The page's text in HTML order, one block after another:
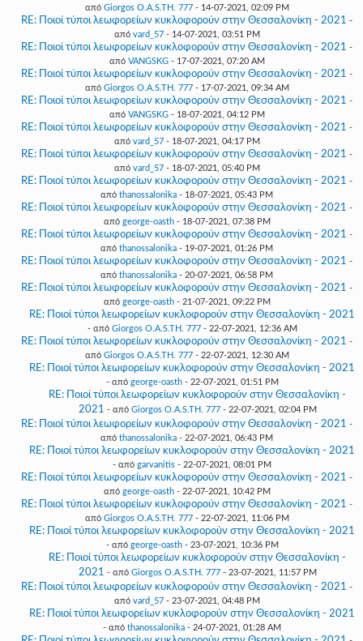
από Giorgos O.A.S.TH. 777- 14-07-2021, 02:09 PM
RE: Ποιοί τύποι λεωφορείων κυκλοφορούν στην Θεσσαλονίκη - 2021 -
από vard_57- 14-07-2021, 03:51 PM
RE: Ποιοί τύποι λεωφορείων κυκλοφορούν στην Θεσσαλονίκη - 2021 -
από VANGSKG- 17-07-2021, 07:20 AM
RE: Ποιοί τύποι λεωφορείων κυκλοφορούν στην Θεσσαλονίκη - 2021 -
από Giorgos O.A.S.TH. 777- 17-07-2021, 09:34 AM
RE: Ποιοί τύποι λεωφορείων κυκλοφορούν στην Θεσσαλονίκη - 2021 -
από VANGSKG- 18-07-2021, 04:12 PM
RE: Ποιοί τύποι λεωφορείων κυκλοφορούν στην Θεσσαλονίκη - 2021 -
από vard_57- 18-07-2021, 04:17 PM
RE: Ποιοί τύποι λεωφορείων κυκλοφορούν στην Θεσσαλονίκη - 2021 -
από vard_57- 18-07-2021, 05:40 PM
RE: Ποιοί τύποι λεωφορείων κυκλοφορούν στην Θεσσαλονίκη - 2021 -
από thanossalonika - 18-07-2021, 05:43 PM
RE: Ποιοί τύποι λεωφορείων κυκλοφορούν στην Θεσσαλονίκη - 2021 -
από george-oasth- 18-07-2021, 07:38 PM
RE: Ποιοί τύποι λεωφορείων κυκλοφορούν στην Θεσσαλονίκη - 2021 -
από thanossalonika - 19-07-2021, 01:26 PM
RE: Ποιοί τύποι λεωφορείων κυκλοφορούν στην Θεσσαλονίκη - 2021 -
από thanossalonika - 20-07-2021, 06:58 PM
RE: Ποιοί τύποι λεωφορείων κυκλοφορούν στην Θεσσαλονίκη - 2021 -
από george-oasth- 21-07-2021, 09:22 PM
RE: Ποιοί τύποι λεωφορείων κυκλοφορούν στην Θεσσαλονίκη - 2021
- από Giorgos O.A.S.TH. 777- 22-07-2021, 12:36 AM
RE: Ποιοί τύποι λεωφορείων κυκλοφορούν στην Θεσσαλονίκη - 2021 -
από Giorgos O.A.S.TH. 777- 22-07-2021, 12:30 AM
RE: Ποιοί τύποι λεωφορείων κυκλοφορούν στην Θεσσαλονίκη - 2021
- από george-oasth- 22-07-2021, 01:51 PM
RE: Ποιοί τύποι λεωφορείων κυκλοφορούν στην Θεσσαλονίκη -
2021 - από Giorgos O.A.S.TH. 777- 22-07-2021, 02:04 PM
RE: Ποιοί τύποι λεωφορείων κυκλοφορούν στην Θεσσαλονίκη - 2021 -
από thanossalonika - 22-07-2021, 06:43 PM
RE: Ποιοί τύποι λεωφορείων κυκλοφορούν στην Θεσσαλονίκη - 2021
- από garvanitis - 22-07-2021, 08:01 PM
RE: Ποιοί τύποι λεωφορείων κυκλοφορούν στην Θεσσαλονίκη - 2021 -
από george-oasth- 22-07-2021, 10:42 PM
RE: Ποιοί τύποι λεωφορείων κυκλοφορούν στην Θεσσαλονίκη - 2021 -
από Giorgos O.A.S.TH. 777- 22-07-2021, 11:06 PM
RE: Ποιοί τύποι λεωφορείων κυκλοφορούν στην Θεσσαλονίκη - 2021
- από george-oasth- 23-07-2021, 10:36 PM
RE: Ποιοί τύποι λεωφορείων κυκλοφορούν στην Θεσσαλονίκη -
2021 - από Giorgos O.A.S.TH. 777- 23-07-2021, 11:57 PM
RE: Ποιοί τύποι λεωφορείων κυκλοφορούν στην Θεσσαλονίκη - 2021 -
από vard_57- 23-07-2021, 04:48 PM
RE: Ποιοί τύποι λεωφορείων κυκλοφορούν στην Θεσσαλονίκη - 2021
- από thanossalonika - 24-07-2021, 01:28 AM